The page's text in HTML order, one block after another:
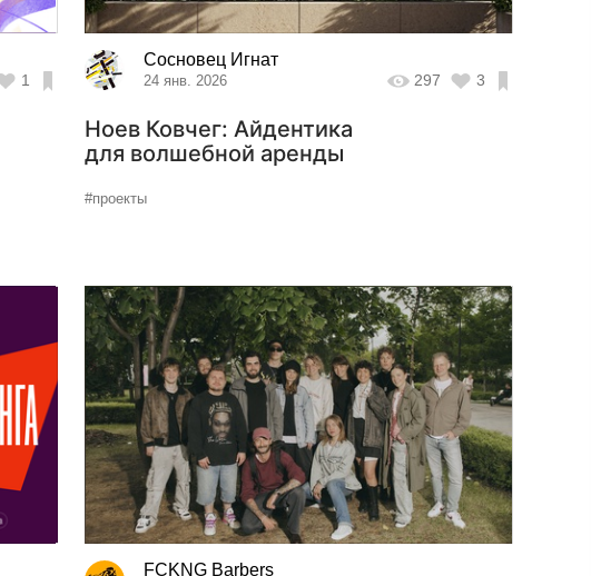
1
Сосновец Игнат
24 янв. 2026 297 3
Ноев Ковчег: Айдентика
для волшебной аренды
#проекты
FCKNG Barbers